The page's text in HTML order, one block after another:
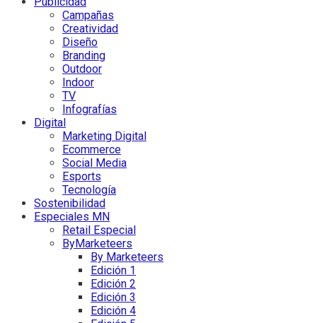
Campañas
Creatividad
Diseño
Branding
Outdoor
Indoor
TV
Infografías
Digital
Marketing Digital
Ecommerce
Social Media
Esports
Tecnología
Sostenibilidad
Especiales MN
Retail Especial
ByMarketeers
By Marketeers
Edición 1
Edición 2
Edición 3
Edición 4